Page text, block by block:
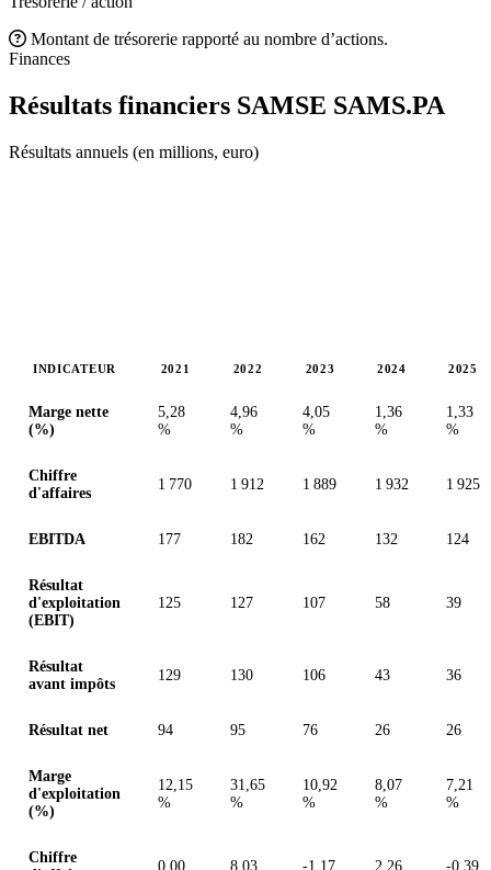
Montant de trésorerie rapporté au nombre d’actions.
Finances
Résultats financiers SAMSE SAMS.PA
Résultats annuels (en millions, euro)
INDICATEUR 2021 2022 2023 2024 2025
Marge nette
(%)
5,28
%
4,96
%
4,05
%
1,36
%
1,33
%
Chiffre
d'affaires
1 770 1 912 1 889 1 932 1 925
EBITDA 177 182 162 132 124
Résultat
d'exploitation
(EBIT)
125 127 107 58 39
Résultat
avant impôts
129 130 106 43 36
Résultat net 94 95 76 26 26
Marge
d'exploitation
(%)
12,15
%
31,65
%
10,92
%
8,07
%
7,21
%
Chiffre
0,00 8,03 -1,17 2,26 -0,39